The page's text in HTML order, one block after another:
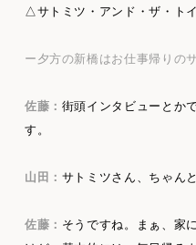
△サトミツ・アンド・ザ・ト
ー夕方の新橋はお仕事帰りの
佐藤： 街頭インタビューとか
す。
山田： サトミツさん、ちゃん
佐藤： そうですね。まぁ、家